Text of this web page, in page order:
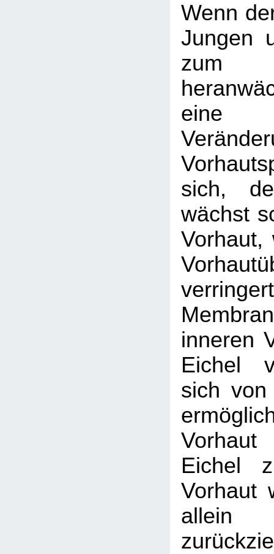
Wenn
Jungen
eine
sich,
wächst
Vorhaut,
inneren
Eichel
sich
Eichel
Vorhaut
allein